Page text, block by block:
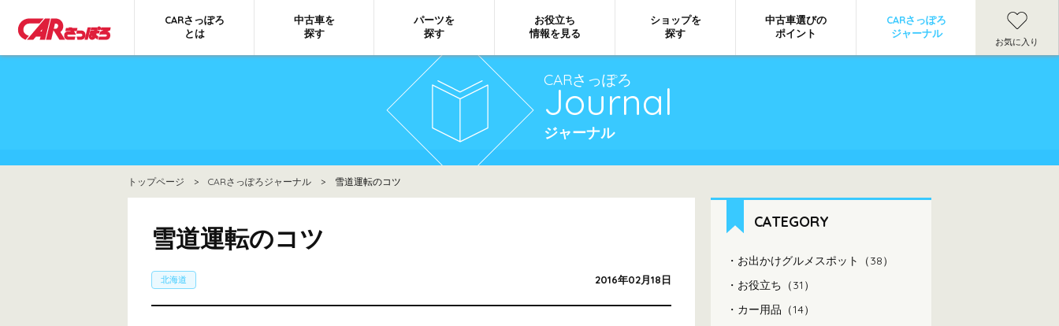
CARさっぽろ
とは
中古車を
探す
パーツを
探す
お役立ち
情報を見る
ショップを
探す
中古車選びの
ポイント
CARさっぽろ
ジャーナル
お気に入り
CARさっぽろ
Journal
ジャーナル
トップページ > CARさっぽろジャーナル > 雪道運転のコツ
雪道運転のコツ
北海道 2016年02月18日
CATEGORY
お出かけグルメスポット（38）
お役立ち（31）
カー用品（14）